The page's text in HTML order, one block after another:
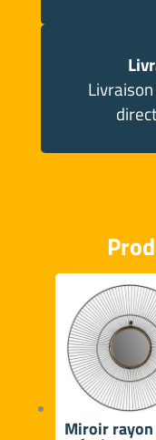
Miroir rayon